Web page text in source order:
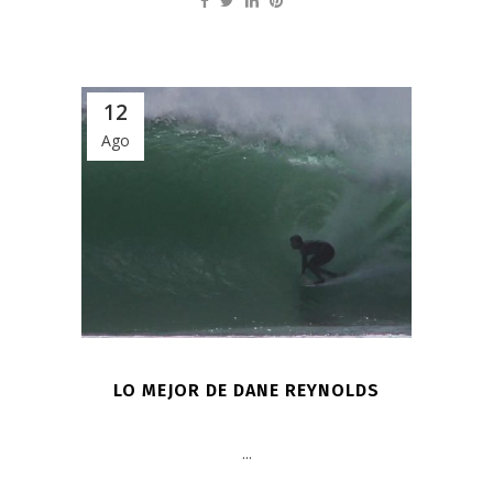
12
Ago
LO MEJOR DE DANE REYNOLDS
...